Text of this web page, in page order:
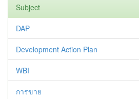
Subject
DAP
Development Action Plan
WBI
การขาย